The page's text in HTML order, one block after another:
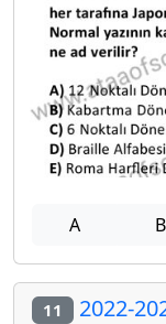
A B
11 2022-